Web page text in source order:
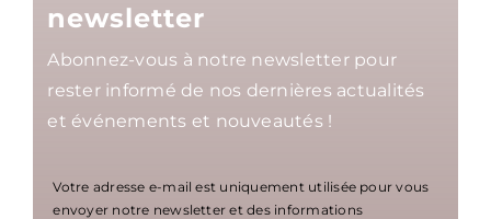
newsletter
Abonnez-vous à notre newsletter pour
rester informé de nos dernières actualités
et événements et nouveautés !
Votre adresse e-mail est uniquement utilisée pour vous
envoyer notre newsletter et des informations